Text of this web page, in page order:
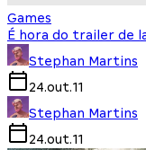
Games
É hora do trailer de
Stephan Martins
24.out.11
Stephan Martins
24.out.11